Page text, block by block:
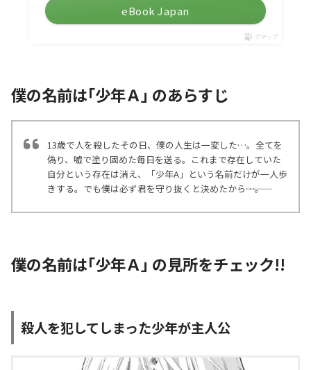
eBook Japan
ポチップ
僕の名前は｢少年Ａ｣ のあらすじ
13歳で人を殺したその日、僕の人生は一変した…。全てを
偽り、嘘で塗り固めた毎日を送る。これまで存在していた
自分という存在は消え、「少年A」という名前だけが一人歩
きする。でも僕は必ず君を守り抜くと決めたから―――…。
僕の名前は｢少年Ａ｣ の見所をチェック!!
殺人を犯してしまった少年が主人公